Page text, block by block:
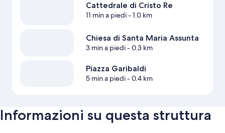
Cattedrale di Cristo Re
11 min a piedi- 1.0 km
Chiesa di Santa Maria Assunta
3 min a piedi- 0.3 km
Piazza Garibaldi
5 min a piedi- 0.4 km
Informazioni su questa struttura